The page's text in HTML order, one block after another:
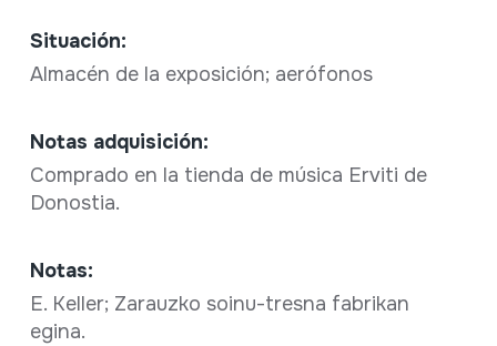
Situación:
Almacén de la exposición; aerófonos
Notas adquisición:
Comprado en la tienda de música Erviti de
Donostia.
Notas:
E. Keller; Zarauzko soinu-tresna fabrikan
egina.